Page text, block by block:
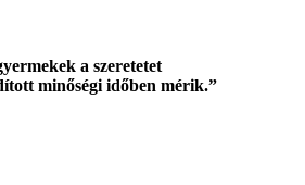
a szeretetet
minőségi időben mérik.”